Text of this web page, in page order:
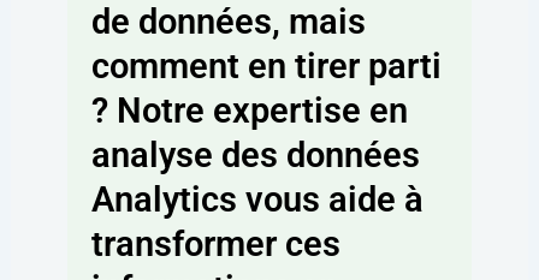
de données, mais
comment en tirer parti
? Notre expertise en
analyse des données
Analytics vous aide à
transformer ces